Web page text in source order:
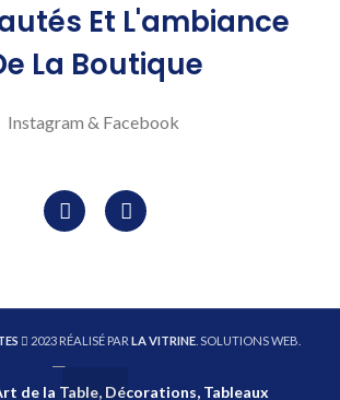
de la Table, Décorations, Tableaux
Et L'ambiance
La Boutique
Instagram & Facebook
2023 RÉALISÉ PAR LA VITRINE. SOLUTIONS WEB.